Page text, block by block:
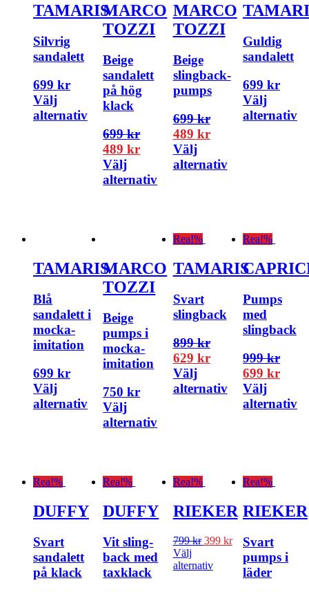
TAMARIS
Silvrig
sandalett
699 kr
Välj
alternativ
MARCO
TOZZI
Beige
sandalett
på hög
klack
699kr
489kr
Välj
alternativ
MARCO
TOZZI
Beige
slingback-
pumps
699kr
489 kr
Välj
alternativ
Guldig
sandalett
699 kr
Välj
alternativ
TAMARIS
Blå
sandalett i
mocka-
imitation
699 kr
Välj
alternativ
MARCO
TOZZI
Beige
pumps i
mocka-
imitation
750kr
Välj
alternativ
Rea!%
TAMARIS
Svart
slingback
899kr
629 kr
Välj
alternativ
Rea!%
Pumps
med
slingback
999kr
699 kr
Välj
alternativ
Rea!%
DUFFY
Svart
sandalett
på klack
Rea!%
DUFFY
Vit sling-
back med
taxklack
Rea!%
RIEKER
799kr 399 kr
Välj
alternativ
Rea!%
RIEKER
Svart
pumps i
läder